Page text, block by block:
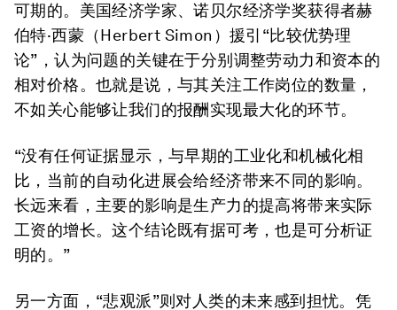
可期的。美国经济学家、诺贝尔经济学奖获得者赫
伯特·西蒙（Herbert Simon）援引“比较优势理
论”，认为问题的关键在于分别调整劳动力和资本的
相对价格。也就是说，与其关注工作岗位的数量，
不如关心能够让我们的报酬实现最大化的环节。
“没有任何证据显示，与早期的工业化和机械化相
比，当前的自动化进展会给经济带来不同的影响。
长远来看，主要的影响是生产力的提高将带来实际
工资的增长。这个结论既有据可考，也是可分析证
明的。”
另一方面，“悲观派”则对人类的未来感到担忧。凭